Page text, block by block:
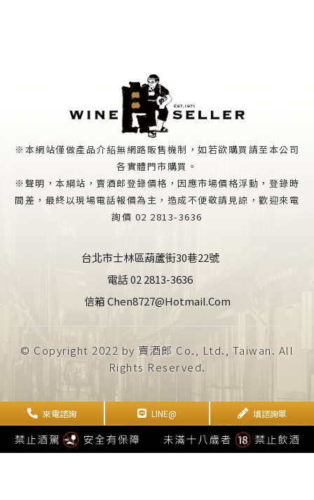
※本網站僅做產品介紹無網路販售機制，如若欲購買請至本公司
各實體門市購買。
※聲明，本綱站，賣酒郎登錄價格，因應市場價格浮動，登錄時
間差，最終以現場電話報價為主，造成不便敬請見諒，歡迎來電
詢價 02 2813-3636
台北市士林區葫蘆街30巷22號
電話 02 2813-3636
信箱 Chen8727@hotmail.com
© Copyright 2022 by 賣酒郎 Co., Ltd., Taiwan. All
Rights Reserved.
來電諮詢 LINE@ 填諮詢單